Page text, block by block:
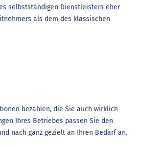
selbstständigen Dienstleisters eher
als dem des klassischen
bezahlen, die Sie auch wirklich
Ihres Betriebes passen Sie den
nach ganz gezielt an Ihren Bedarf an.